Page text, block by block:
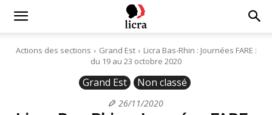
Licra
Actions des sections Grand Est
Licra Bas-Rhin : Journées FARE :
du 19 au 23 octobre 2020
Grand Est Non classé
26/11/2020